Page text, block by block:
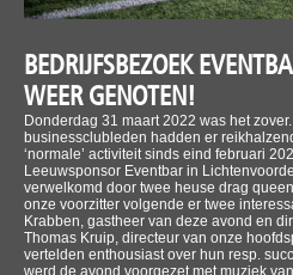
BEDRIJFSBEZOEK
WEER GENOTEN!
Donderdag 31 maart 2022 was het
businessclubleden hadden er
‘normale’ activiteit sinds eind februari
Leeuwsponsor Eventbar in
verwelkomd door twee heuse drag
onze voorzitter volgende er twee
Krabben, gastheer van deze avond en
Thomas Kruip, directeur van onze
vertelden enthousiast over hun resp.
werd de avond voorgezet met muziek